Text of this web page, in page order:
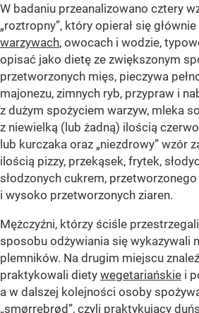
W badaniu przeanalizowano cztery
„roztropny”, który opierał się
warzywach, owocach i wodzie,
opisać jako dietę ze zwiększonym
przetworzonych mięs, pieczywa
majonezu, zimnych ryb, przypraw i
z dużym spożyciem warzyw, mleka
z niewielką (lub żadną) ilością
lub kurczaka oraz „niezdrowy” wzór
ilością pizzy, przekąsek, frytek,
słodzonych cukrem,
i wysoko przetworzonych ziaren.
Mężczyźni, którzy ściśle
sposobu odżywiania się wykazywali
plemników. Na drugim miejscu
praktykowali diety wegetariańskie i
a w dalszej kolejności osoby
„smørrebrød”, czyli praktykujący